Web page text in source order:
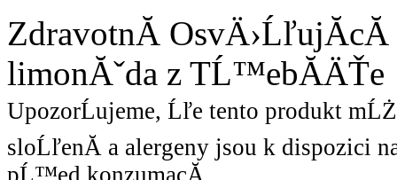
ZdravotnĂ­
limonĂˇda z TĹ™ebĂ­ÄŤe
UpozorĹujeme, Ĺľe tento produkt
sloĹľenĂ­ a alergeny jsou k dispozici